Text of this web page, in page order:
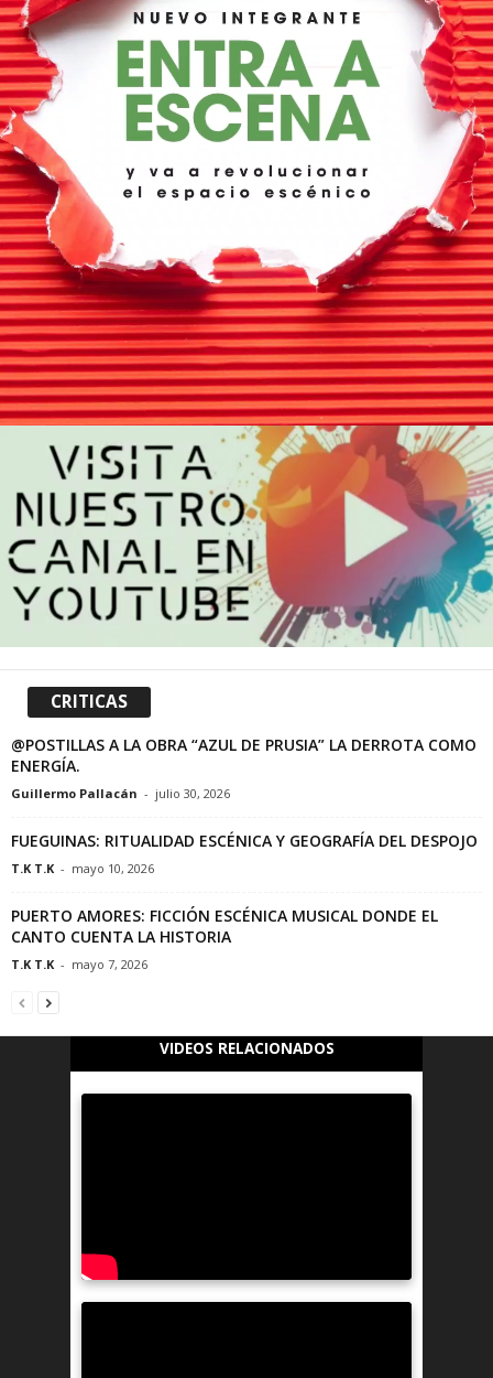
CRITICAS
@POSTILLAS A LA OBRA “AZUL DE PRUSIA” LA DERROTA COMO
ENERGÍA.
Guillermo Pallacán - julio 30, 2026
FUEGUINAS: RITUALIDAD ESCÉNICA Y GEOGRAFÍA DEL DESPOJO
T.K T.K - mayo 10, 2026
PUERTO AMORES: FICCIÓN ESCÉNICA MUSICAL DONDE EL
CANTO CUENTA LA HISTORIA
T.K T.K - mayo 7, 2026
VIDEOS RELACIONADOS